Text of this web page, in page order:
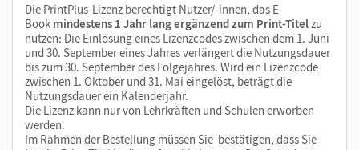
Die PrintPlus-Lizenz berechtigt Nutzer/-innen, das E-
Book mindestens 1 Jahr lang ergänzend zum Print-Titelzu
nutzen: Die Einlösung eines Lizenzcodes zwischen dem 1. Juni
und 30. September eines Jahres verlängert die Nutzungsdauer
bis zum 30. September des Folgejahres. Wird ein Lizenzcode
zwischen 1. Oktober und 31. Mai eingelöst, beträgt die
Nutzungsdauer ein Kalenderjahr.
Die Lizenz kann nur von Lehrkräften und Schulen erworben
werden.
Im Rahmen der Bestellung müssen Sie bestätigen, dass Sie